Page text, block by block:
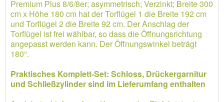
Premium Plus 8/6/8er; asymmetrisch; Verzinkt; Breite 300
cm x Höhe 180 cm hat der Torflügel 1 die Breite 192 cm
und Torflügel 2 die Breite 92 cm. Der Anschlag der
Torflügel ist frei wählbar, so dass die Öffnungsrichtung
angepasst werden kann. Der Öffnungswinkel beträgt
180°.
Praktisches Komplett-Set: Schloss, Drückergarnitur
und Schließzylinder sind im Lieferumfang enthalten